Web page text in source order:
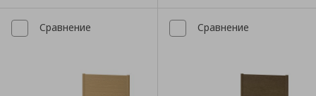
Сравнение Сравнение